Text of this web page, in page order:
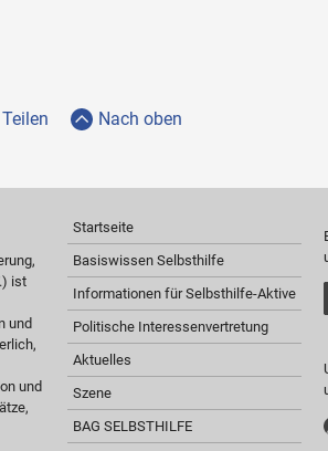
Teilen Nach oben
ist
und
und
Startseite
Basiswissen Selbsthilfe
Informationen für Selbsthilfe-Aktive
Politische Interessenvertretung
Aktuelles
Szene
BAG SELBSTHILFE